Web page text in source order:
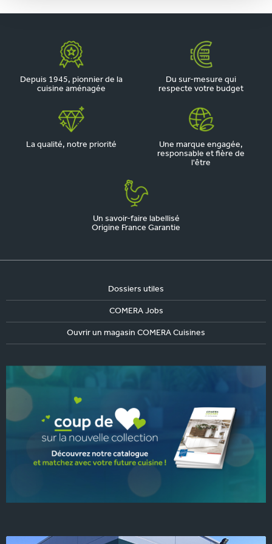
Depuis 1945, pionnier de la
cuisine aménagée
Du sur-mesure qui
respecte votre budget
La qualité, notre priorité
Une marque engagée,
responsable et fière de
l'être
Un savoir-faire labellisé
Origine France Garantie
Dossiers utiles
COMERA Jobs
Ouvrir un magasin COMERA Cuisines